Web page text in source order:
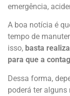
emergência,
A boa notícia é
tempo de
isso, basta
para que a
Dessa forma,
poderá ter alguns